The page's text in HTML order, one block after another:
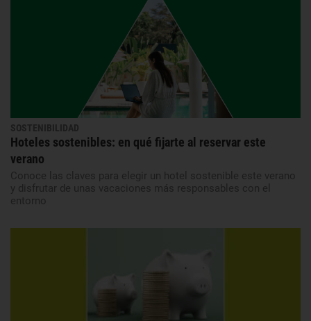
SOSTENIBILIDAD
Hoteles sostenibles: en qué fijarte al reservar este
verano
Conoce las claves para elegir un hotel sostenible este verano
y disfrutar de unas vacaciones más responsables con el
entorno